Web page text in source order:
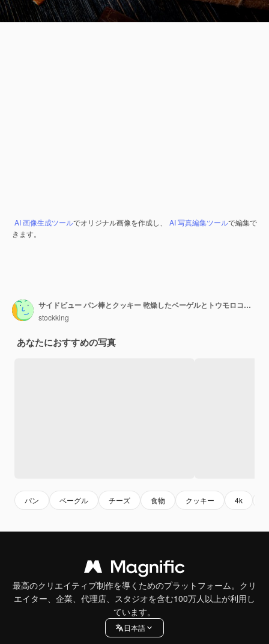
AI 画像生成ツールでオリジナル画像を作成し、 AI 写真編集ツールで編集で
きます。
サイドビュー パン棒とクッキー 乾燥したベーゲルとトウモロコシ棒
stockking
あなたにおすすめの写真
パン ベーグル チーズ 食物 クッキー 4k
最高のクリエイティブ制作を導くためのプラットフォーム。クリ
エイター、企業、代理店、スタジオを含む100万人以上が利用し
ています。
日本語